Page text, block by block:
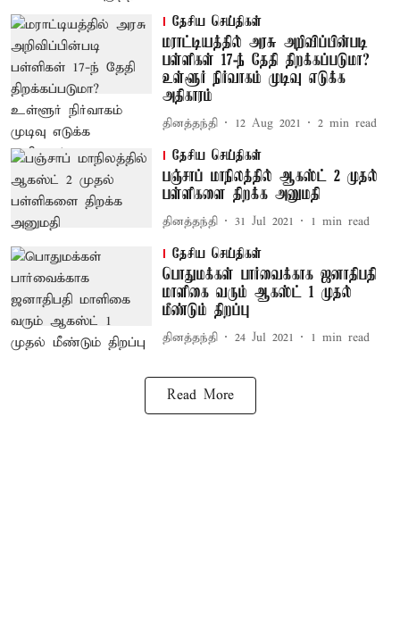
தேசிய செய்திகள்
மராட்டியத்தில் அரசு அறிவிப்பின்படி
பள்ளிகள் 17-ந் தேதி திறக்கப்படுமா?
உள்ளூர் நிர்வாகம் முடிவு எடுக்க
அதிகாரம்
தினத்தந்தி 12 Aug 2021 2 min read
தேசிய செய்திகள்
பஞ்சாப் மாநிலத்தில் ஆகஸ்ட் 2 முதல்
பள்ளிகளை திறக்க அனுமதி
தினத்தந்தி 31 Jul 2021 1 min read
தேசிய செய்திகள்
பொதுமக்கள் பார்வைக்காக ஜனாதிபதி
மாளிகை வரும் ஆகஸ்ட் 1 முதல்
மீண்டும் திறப்பு
தினத்தந்தி 24 Jul 2021 1 min read
Read More